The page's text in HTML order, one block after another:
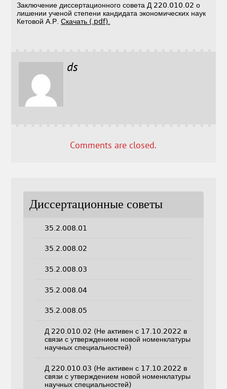
Заключение диссертационного совета Д 220.010.02 о
лишении ученой степени кандидата экономических наук
Кетовой А.Р.Скачать (.pdf).
ds
Comments are closed.
Диссертационные советы
35.2.008.01
35.2.008.02
35.2.008.03
35.2.008.04
35.2.008.05
Д 220.010.02 (Не активен с 17.10.2022 в
связи с утверждением новой номенклатуры
научных специальностей)
Д 220.010.03 (Не активен с 17.10.2022 в
связи с утверждением новой номенклатуры
научных специальностей)